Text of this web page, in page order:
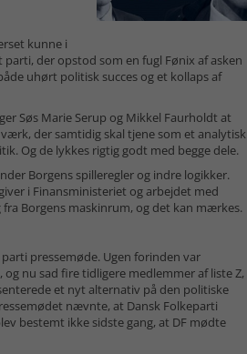
kunne i
der opstod som en fugl Fønix af asken
uhørt politisk succes og et kollaps af
Søs Marie Serup og Mikkel Faurholdt at
der samtidig skal tjene som et analytisk
Og de lykkes rigtig godt med begge dele.
Borgens spilleregler og indre logikker.
i Finansministeriet og arbejdet med
Borgens maskinrum, og det kan mærkes.
pressemøde. Ugen forinden var
nu sad fire tidligere medlemmer af liste Z,
et nyt alternativ på den politiske
nævnte, at Dansk Folkeparti
bestemt ikke sidste gang, at DF mødte